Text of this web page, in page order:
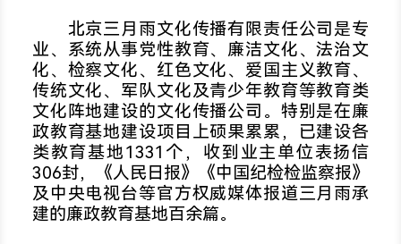
北京三月雨文化传播有限责任公司是专
业、系统从事党性教育、廉洁文化、法治文
化、检察文化、红色文化、爱国主义教育、
传统文化、军队文化及青少年教育等教育类
文化阵地建设的文化传播公司。特别是在廉
政教育基地建设项目上硕果累累，已建设各
类教育基地1331个，收到业主单位表扬信
306封，《人民日报》《中国纪检检监察报》
及中央电视台等官方权威媒体报道三月雨承
建的廉政教育基地百余篇。